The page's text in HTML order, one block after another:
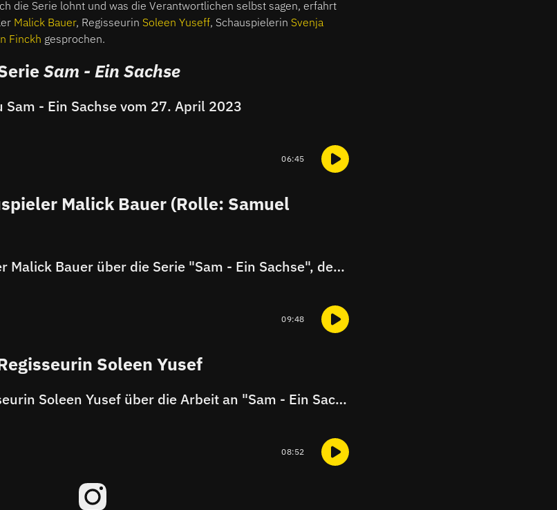
die Serie lohnt und was die Verantwortlichen selbst sagen, erfahrt
Malick Bauer, Regisseurin Soleen Yuseff, Schauspielerin Svenja
Finckh gesprochen.
Sam - Ein Sachse
- Ein Sachse vom 27. April 2023
06:45
Malick Bauer (Rolle: Samuel
Gespräch mit Schauspieler Malick Bauer über die Serie "Sam - Ein Sachse", den echten Samuel Meffire und die Verantwortung seiner Rolle
09:48
Soleen Yusef
Gespräch mit Lead-Regisseurin Soleen Yusef über die Arbeit an "Sam - Ein Sachse"
08:52